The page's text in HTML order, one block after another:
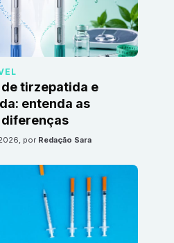
tirzepatida e
entenda as
, por Redação Sara